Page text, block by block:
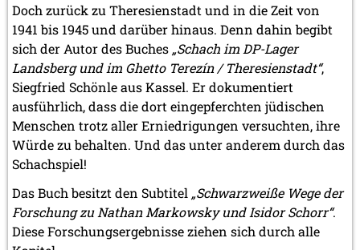
Doch zurück zu Theresienstadt und in die Zeit von
1941 bis 1945 und darüber hinaus. Denn dahin begibt
sich der Autor des Buches „Schach im DP-Lager
Landsberg und im Ghetto Terezín / Theresienstadt“,
Siegfried Schönle aus Kassel. Er dokumentiert
ausführlich, dass die dort eingepferchten jüdischen
Menschen trotz aller Erniedrigungen versuchten, ihre
Würde zu behalten. Und das unter anderem durch das
Schachspiel!
Das Buch besitzt den Subtitel „Schwarzweiße Wege der
Forschung zu Nathan Markowsky und Isidor Schorr“.
Diese Forschungsergebnisse ziehen sich durch alle